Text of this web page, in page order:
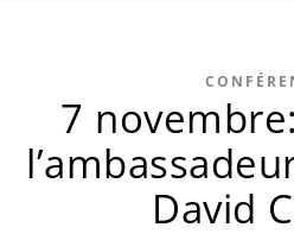
7
David